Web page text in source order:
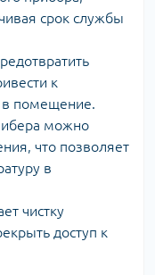
срок службы
к
в помещение.
можно
что позволяет
в
чистку
доступ к